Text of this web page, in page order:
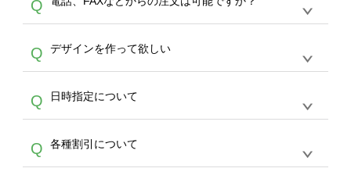
は、サポートが担当するエコバッグコンシェル
やタンブラーコンシェルをご利用ください。製
作する数量が多ければ多いほど、オンデマンド
サービスよりも低価格で製作することが可能で
す。
ドできるデータ形式は、JPG / PNG / AI / PSD /
PDF 形式になります。データの最大サイズ
写真などもアップロード可能です。使用できな
い画像はエラーになります。（※ Illustratorか
らの直接入稿には対応していません。AIで保存
し、デザインツールからアップロードして下さ
い）
Q
A
文のみ受け付けております。30個以上のご製
作をお考えの方は、サポートが担当するエコバ
スをご利用頂ければ、電話やFAX、メールなど
でご注文が可能です。
Q デザインを作って欲しい
A
を作って欲しい。などの場合は、製作数量が
30個以上であれば、サポート担当が、デザイ
バッグコンシェル
サー
ビスをご利用ください。(※ 30個以下の場合
Q 日時指定について
A
ん。発送後18時以降に配送業者・伝票番号を
メールでお知らせいたしますので、直接配送業
Q 各種割引について